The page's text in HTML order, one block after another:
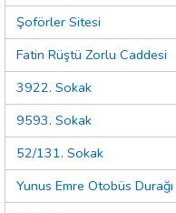
Şoförler Sitesi
Fatin Rüştü Zorlu Caddesi
3922. Sokak
9593. Sokak
52/131. Sokak
Yunus Emre Otobüs Durağı